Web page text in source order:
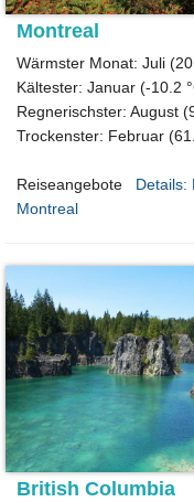
Montreal
Wärmster Monat: Juli
Kältester: Januar (-10.2
Regnerischster: August
Trockenster: Februar
Reiseangebote
Details:
Montreal
British Columbia